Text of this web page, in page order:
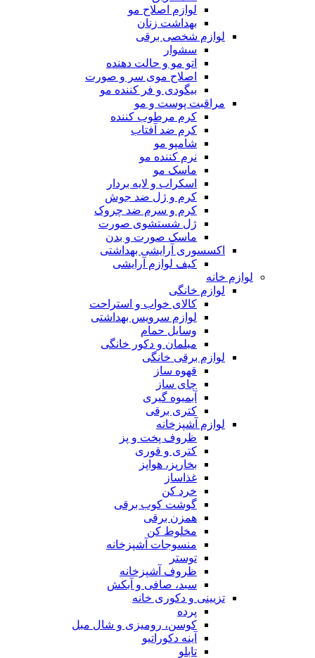
لوازم اصلاح مو
بهداشت زنان
لوازم شخصی برقی
سشوار
اتو مو و حالت دهنده
اصلاح موی سر و صورت
بیگودی و فر کننده مو
مراقبت پوست و مو
کرم مرطوب کننده
کرم ضد آفتاب
شامپو مو
نرم کننده مو
ماسک مو
اسکراب و لایه بردار
کرم و ژل ضد جوش
کرم و سرم ضد چروک
ژل شستشوی صورت
ماسک صورت و بدن
اکسسوری آرایشی بهداشتی
کیف لوازم آرایشی
لوازم خانه
لوازم خانگی
کالای خواب و استراحت
لوازم سرویس بهداشتی
وسایل حمام
مبلمان و دکور خانگی
لوازم برقی خانگی
قهوه ساز
چای ساز
آبمیوه گیری
کتری برقی
لوازم آشپزخانه
ظروف پخت و پز
کتری و قوری
بخارپز، هواپز
غذاساز
خرد کن
گوشت کوب برقی
همزن برقی
مخلوط کن
منسوجات آشپزخانه
توستر
ظروف آشپزخانه
سبد، صافی و آبکش
تزیینی و دکوری خانه
پرده
کوسن، رومیزی و شال مبل
آینه دکوراتیو
تابلو